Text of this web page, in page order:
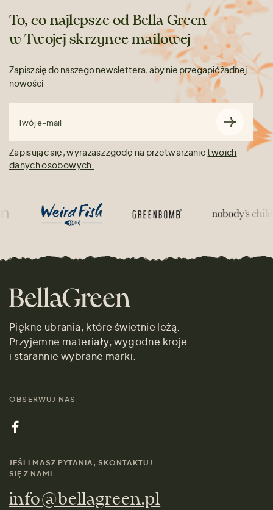
To, co najlepsze od Bella Green
w Twojej skrzynce mailowej
Zapisz się do naszego newslettera, aby nie przegapić żadnej
nowości
Twój e-mail
Zapisując się, wyrażasz zgodę na przetwarzanietwoich
danych osobowych.
Piękne ubrania, które świetnie leżą.
Przyjemne materiały, wygodne kroje
i starannie wybrane marki.
OBSERWUJ NAS
JEŚLI MASZ PYTANIA, SKONTAKTUJ
SIĘ Z NAMI
info@bellagreen.pl